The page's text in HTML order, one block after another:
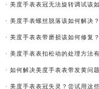
· 美度手表螺丝脱落该如何解决？
· 美度手表表带磨损该如何修复？
· 如何解决美度手表表带发黄问